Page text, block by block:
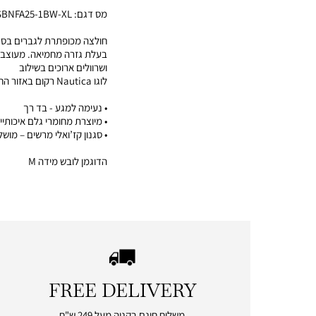
מס דגם: 1BW-XL
חולצה מכופתרת לגברים
בעלת גזרה מחמיאה.
ושרוולים ארוכים בשילוב
לוגו Nautica רקום באזור החזה
• נעימה למגע - בד רך
• מיוצרת מחומרי גלם
• סגנון קז’ואלי מרשים –
הדוגמן לובש מידה M
|
free
FREE DELIVERY